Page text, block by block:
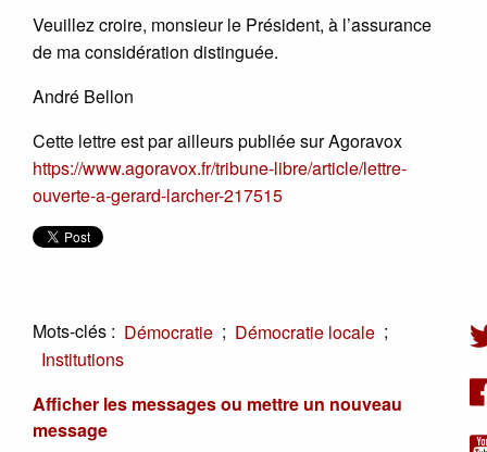
Veuillez croire, monsieur le Président, à l’assurance
de ma considération distinguée.
André Bellon
Cette lettre est par ailleurs publiée sur Agoravox
https://www.agoravox.fr/tribune-libre/article/lettre-
ouverte-a-gerard-larcher-217515
Mots-clés : Démocratie ; Démocratie locale ;
Institutions
Afficher les messages ou mettre un nouveau
message